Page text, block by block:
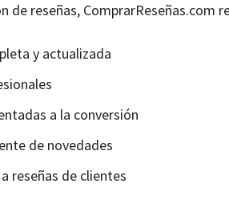
de reseñas,
y actualizada
a la conversión
de novedades
reseñas de clientes